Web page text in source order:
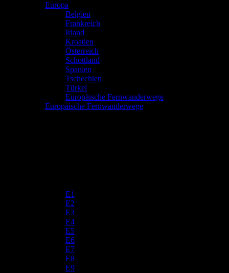
Europa
Belgien
Frankreich
Irland
Kroatien
Österreich
Schottland
Spanien
Tschechien
Türkei
Europäische Fernwanderwege
Europäische Fernwanderwege
E1
E2
E3
E4
E5
E6
E7
E8
E9